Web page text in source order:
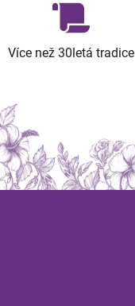
Více než 30letá tradice